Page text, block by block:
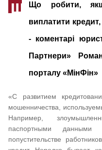
Щ Що робити,
виплатити
- коментарі
Партнери»
порталу «МінФін»
«С развитием
мошенничества,
Например,
паспортными
попустительстве